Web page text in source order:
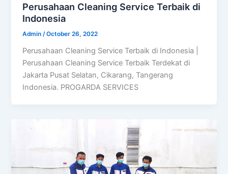
Perusahaan Cleaning Service Terbaik di
Indonesia
Admin/October 26, 2022
Perusahaan Cleaning Service Terbaik di Indonesia |
Perusahaan Cleaning Service Terbaik Terdekat di
Jakarta Pusat Selatan, Cikarang, Tangerang
Indonesia. PROGARDA SERVICES